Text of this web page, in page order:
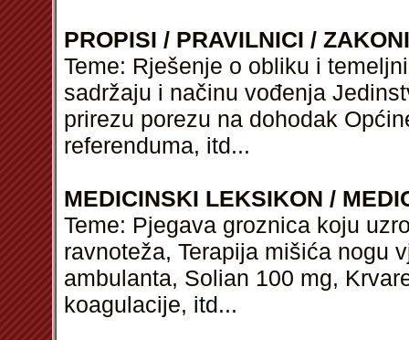
PROPISI / PRAVILNICI / ZAKONI
Teme: Rješenje o obliku i
sadržaju i načinu vođenja
prirezu porezu na dohodak
referenduma, itd...
MEDICINSKI LEKSIKON /
Teme: Pjegava groznica koju
ravnoteža, Terapija mišića nogu
ambulanta, Solian 100 mg,
koagulacije, itd...